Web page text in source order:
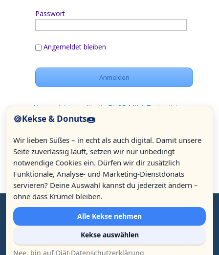
Passwort
Angemeldet bleiben
Neu registrieren für die ELISE-MILA Trainerliste
Passwort vergessen
© Celeson seit 2007 | Isabelle Adamea Thuillard & André
Nama'Him Meyr | Ludwigsplatz 16, D - 83022 Rosenheim | +49
12.92k
3.80k
🍪Kekse & Donuts🍩
Wir lieben Süßes – in echt als auch digital. Damit unsere
Seite zuverlässig läuft, setzen wir nur unbedingt
notwendige Cookies ein. Dürfen wir dir zusätzlich
Funktionale, Analyse- und Marketing-Dienstdonats
servieren? Deine Auswahl kannst du jederzeit ändern –
ohne dass Krümel bleiben.
Alle Kekse nehmen
Kekse auswählen
Nee, bin auf Diät·Datenschutzerklärung